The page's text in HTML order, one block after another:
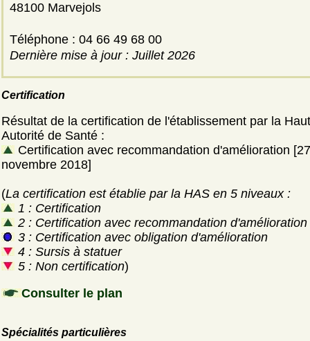
48100 Marvejols
Téléphone : 04 66 49 68 00
Dernière mise à jour : Juillet 2026
Certification
Résultat de la certification de l'établissement par la
Autorité de Santé :
Certification avec recommandation d'amélioration [27
novembre 2018]
(La certification est établie par la HAS en 5 niveaux :
1 : Certification
2 : Certification avec recommandation d'amélioration
3 : Certification avec obligation d'amélioration
4 : Sursis à statuer
5 : Non certification)
Consulter le plan
Spécialités particulières